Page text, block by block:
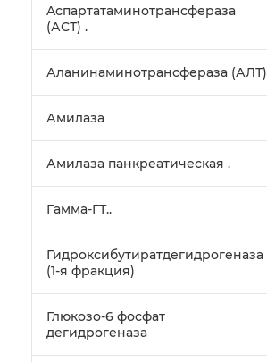
Aспартатаминотрансфераза
(АСТ) .
Аланинаминотрансфераза (АЛТ)
Амилаза
Амилаза панкреатическая .
Гамма-ГТ..
Гидроксибутиратдегидрогеназа
(1-я фракция)
Глюкозо-6 фосфат
дегидрогеназа